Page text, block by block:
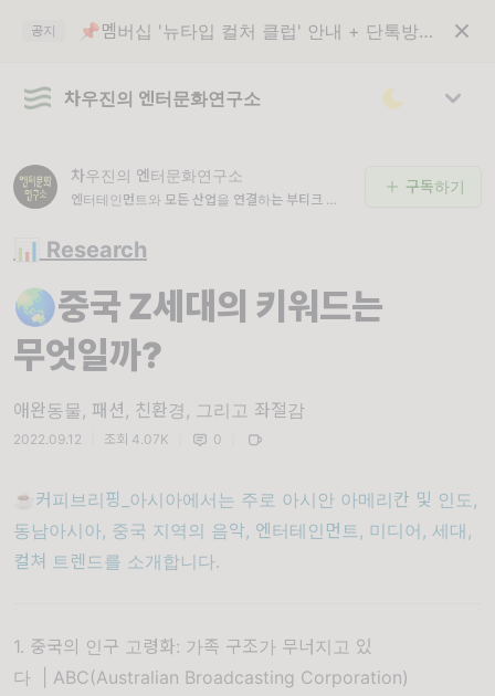
공지 📌멤버십 '뉴타입 컬처 클럽' 안내 + 단톡방 입장 코드
차우진의 엔터문화연구소
차우진의 엔터문화연구소
엔터테인먼트와 모든 산업을 연결하는 부티크 연구
구독하기
📊 Research
🌏중국 Z세대의 키워드는
무엇일까?
애완동물, 패션, 친환경, 그리고 좌절감
2022.09.12 조회 4.07K 0
☕커피브리핑_아시아에서는 주로 아시안 아메리칸 및 인도,
동남아시아, 중국 지역의 음악, 엔터테인먼트, 미디어, 세대,
컬쳐 트렌드를 소개합니다.
1. 중국의 인구 고령화: 가족 구조가 무너지고 있
다
ABC(Australian Broadcasting Corporation)